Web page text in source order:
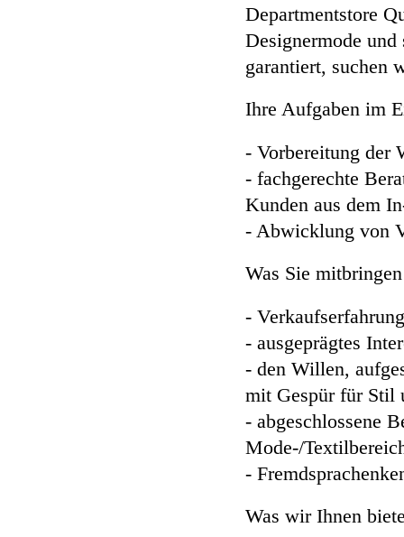
Departmentstore
Designermode
garantiert, suchen
Ihre Aufgaben im
- Vorbereitung der
- fachgerechte
Kunden aus dem
- Abwicklung von
Was Sie
-
- ausgeprägtes
- den Willen,
mit Gespür für Stil
- abgeschlossene
Mode-/
-
Was wir Ihnen